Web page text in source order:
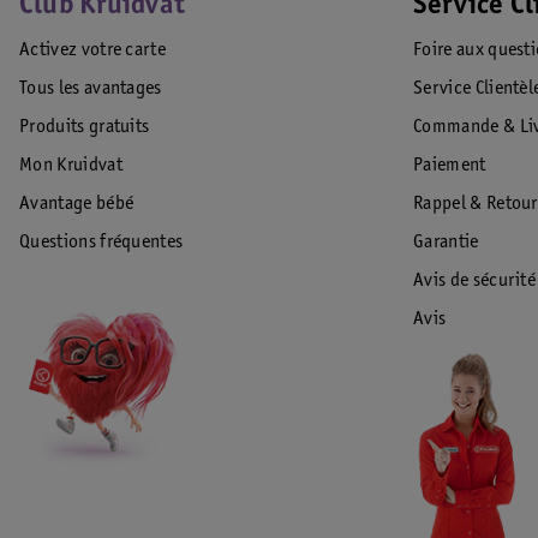
Club Kruidvat
Activez votre carte
Tous les avantages
Produits gratuits
Mon Kruidvat
Avantage bébé
Questions fréquentes
Service
Foire aux
Service
Commande &
Paiement
Rappel & Retour
Garantie
Avis de sécurité
Avis